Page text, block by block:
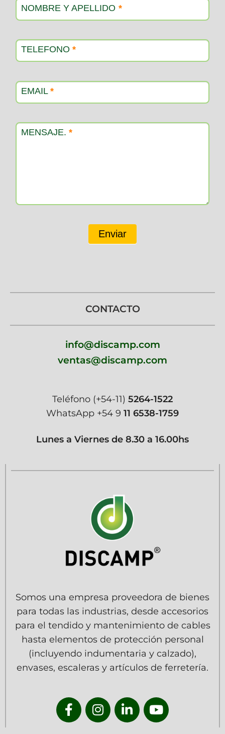
producto
NOMBRE Y APELLIDO*
TELEFONO*
EMAIL*
MENSAJE.*
Enviar
CONTACTO
info@discamp.com
ventas@discamp.com
Teléfono (+54-11) 5264-1522
WhatsApp +54 9 11 6538-1759
Lunes a Viernes de 8.30 a 16.00hs
Somos una empresa proveedora de bienes
para todas las industrias, desde accesorios
para el tendido y mantenimiento de cables
hasta elementos de protección personal
(incluyendo indumentaria y calzado),
envases, escaleras y artículos de ferretería.